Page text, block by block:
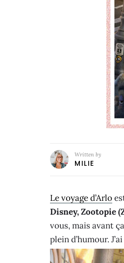
Written by
MILIE
Le voyage d’Arlo
Disney, Zootopie
vous, mais avant
plein d’humour.